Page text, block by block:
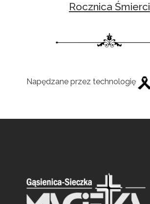
Rocznica Śmierci
Napędzane przez technologię